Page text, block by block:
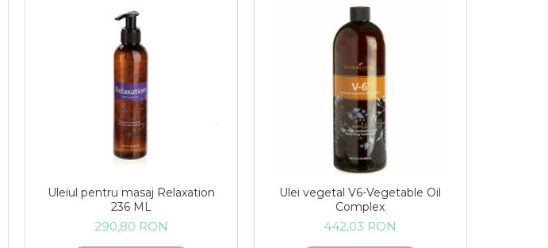
Uleiul pentru masaj Relaxation
236 ML
290,80 RON
Ulei vegetal V6-Vegetable Oil
Complex
442,03 RON